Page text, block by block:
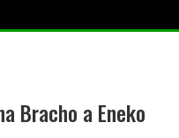
Bracho a Eneko